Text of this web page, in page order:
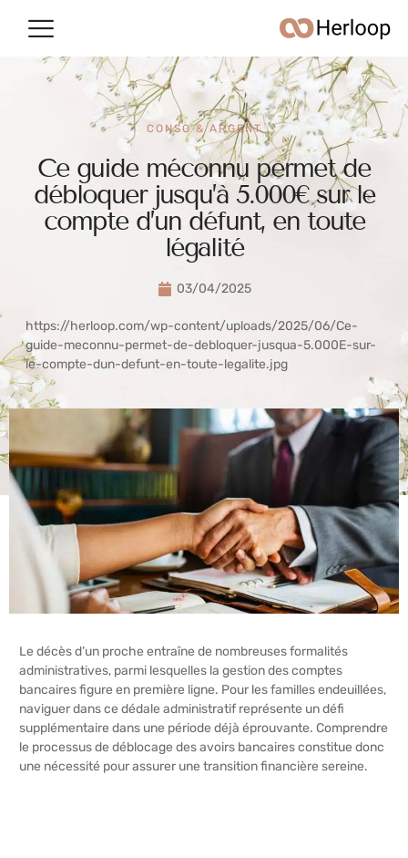
CONSO & ARGENT
Ce guide méconnu permet de
débloquer jusqu’à 5.000€ sur le
compte d’un défunt, en toute
légalité
03/04/2025
https://herloop.com/wp-content/uploads/2025/06/Ce-
guide-meconnu-permet-de-debloquer-jusqua-5.000E-sur-
le-compte-dun-defunt-en-toute-legalite.jpg
Le décès d’un proche entraîne de nombreuses formalités
administratives, parmi lesquelles la gestion des comptes
bancaires figure en première ligne. Pour les familles endeuillées,
naviguer dans ce dédale administratif représente un défi
supplémentaire dans une période déjà éprouvante. Comprendre
le processus de déblocage des avoirs bancaires constitue donc
une nécessité pour assurer une transition financière sereine.